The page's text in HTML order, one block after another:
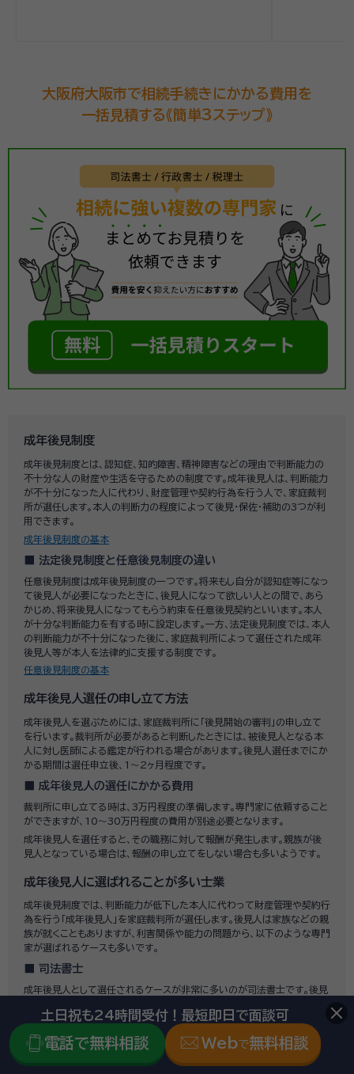
大阪府大阪市で相続手続きにかかる費用を
一括見積する《簡単3ステップ》
成年後見制度
成年後見制度とは、認知症、知的障害、精神障害などの理由で判断能力の
不十分な人の財産や生活を守るための制度です。成年後見人は、判断能力
が不十分になった人に代わり、財産管理や契約行為を行う人で、家庭裁判
所が選任します。本人の判断力の程度によって後見・保佐・補助の3つが利
用できます。
成年後見制度の基本
法定後見制度と任意後見制度の違い
任意後見制度は成年後見制度の一つです。将来もし自分が認知症等になっ
て後見人が必要になったときに、後見人になって欲しい人との間で、あら
かじめ、将来後見人になってもらう約束を任意後見契約といいます。本人
が十分な判断能力を有する時に設定します。一方、法定後見制度では、本人
の判断能力が不十分になった後に、家庭裁判所によって選任された成年
後見人等が本人を法律的に支援する制度です。
任意後見制度の基本
成年後見人選任の申し立て方法
成年後見人を選ぶためには、家庭裁判所に「後見開始の審判」の申し立て
を行います。裁判所が必要があると判断したときには、被後見人となる本
人に対し医師による鑑定が行われる場合があります。後見人選任までにか
かる期間は選任申立後、1～2ヶ月程度です。
成年後見人の選任にかかる費用
裁判所に申し立てる時は、3万円程度の準備します。専門家に依頼すること
ができますが、10〜30万円程度の費用が別途必要となります。
成年後見人を選任すると、その職務に対して報酬が発生します。親族が後
見人となっている場合は、報酬の申し立てをしない場合も多いようです。
成年後見人に選ばれることが多い士業
成年後見制度では、判断能力が低下した本人に代わって財産管理や契約行
為を行う「成年後見人」を家庭裁判所が選任します。後見人は家族などの親
族が就くこともありますが、利害関係や能力の問題から、以下のような専門
家が選ばれるケースも多いです。
司法書士
成年後見人として選任されるケースが非常に多いのが司法書士です。後見
弁護士
財産管理や法律面での課題・複雑さがある場合、弁護士に依頼する場合が
土日祝も24時間受付！最短即日で面談可
電話で無料相談 Webで無料相談